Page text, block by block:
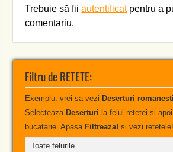
Trebuie să fiiautentificatpentru a
comentariu.
Filtru de RETETE:
Exemplu: vrei sa vezi Deserturi
Selecteaza Deserturi la felul retetei si apoi
bucatarie. Apasa Filtreaza! si vezi retetele!